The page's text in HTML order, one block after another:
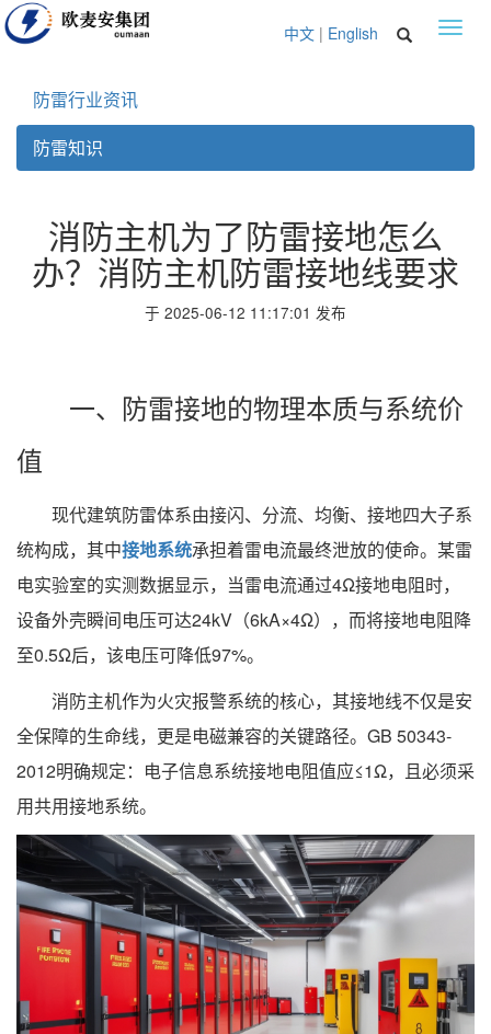
中文 | English
防雷行业资讯
防雷知识
消防主机为了防雷接地怎么
办？消防主机防雷接地线要求
于 2025-06-12 11:17:01 发布
一、防雷接地的物理本质与系统价
值
现代建筑防雷体系由接闪、分流、均衡、接地四大子系
统构成，其中接地系统承担着雷电流最终泄放的使命。某雷
电实验室的实测数据显示，当雷电流通过4Ω接地电阻时，
设备外壳瞬间电压可达24kV（6kA×4Ω），而将接地电阻降
至0.5Ω后，该电压可降低97%。
消防主机作为火灾报警系统的核心，其接地线不仅是安
全保障的生命线，更是电磁兼容的关键路径。GB 50343-
2012明确规定：电子信息系统接地电阻值应≤1Ω，且必须采
用共用接地系统。